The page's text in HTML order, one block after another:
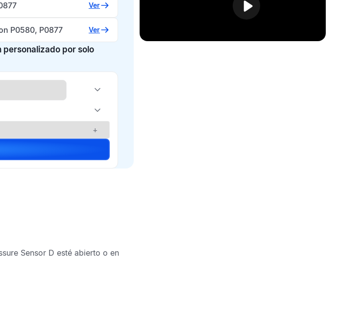
Ver
P0580, P0877 Ver
personalizado por solo
+
Sensor D esté abierto o en